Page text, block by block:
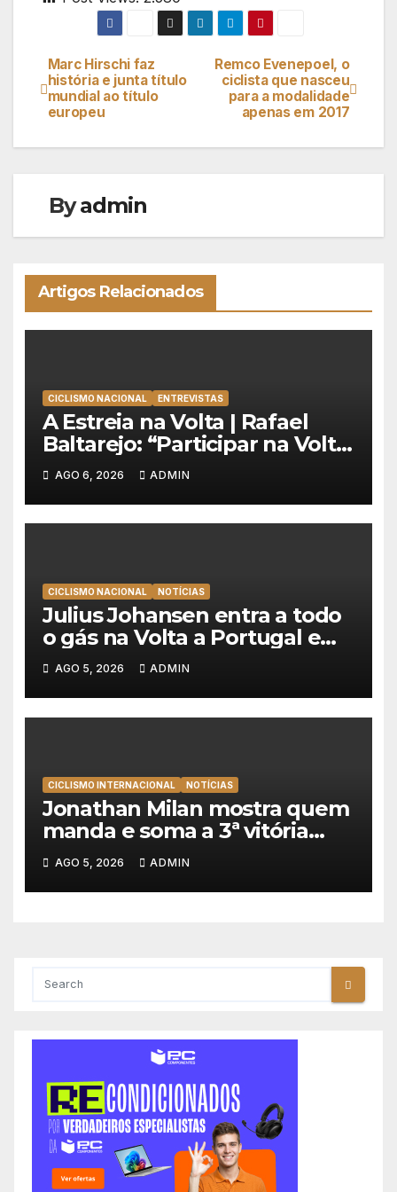
Navegação
de
artigos
Remco Evenepoel, o
ciclista que nasceu
para a modalidade
apenas em 2017
Marc Hirschi faz
história e junta título
mundial ao título
europeu
Byadmin
Artigos Relacionados
CICLISMO NACIONAL ENTREVISTAS
A Estreia na Volta | Rafael
Baltarejo: “Participar na Volta
a Portugal é o sonho de
qualquer ciclista”
AGO 6, 2026 ADMIN
CICLISMO NACIONAL NOTÍCIAS
Julius Johansen entra a todo
o gás na Volta a Portugal e
lidera dobradinha da UAE
Team Emirates em Lisboa
AGO 5, 2026 ADMIN
CICLISMO INTERNACIONAL NOTÍCIAS
Jonathan Milan mostra quem
manda e soma a 3ª vitória
consecutiva na Volta a
Polónia
AGO 5, 2026 ADMIN